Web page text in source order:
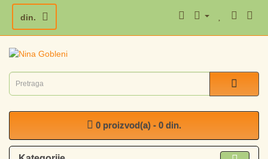
din.
0 proizvod(a) - 0 din.